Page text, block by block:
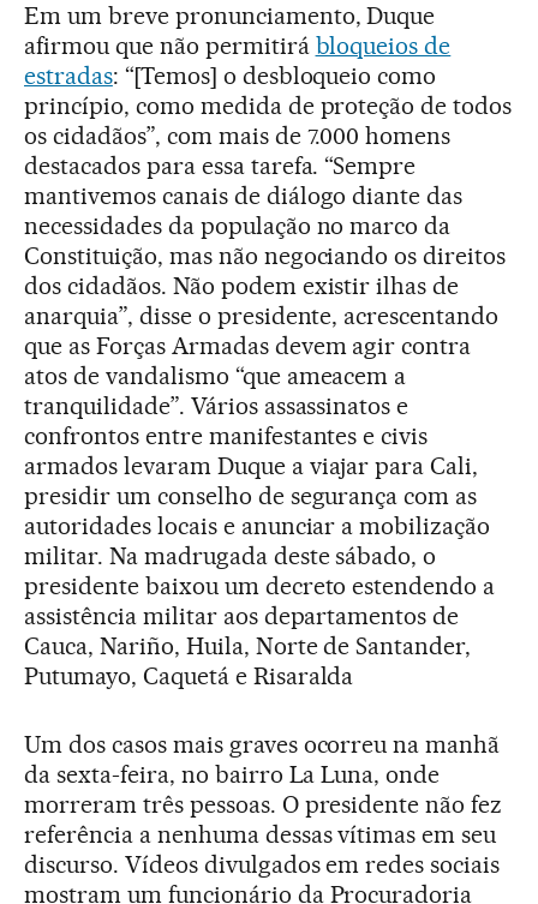
Em um breve pronunciamento, Duque
afirmou que não permitirá bloqueios de
estradas: “[Temos] o desbloqueio como
princípio, como medida de proteção de todos
os cidadãos”, com mais de 7.000 homens
destacados para essa tarefa. “Sempre
mantivemos canais de diálogo diante das
necessidades da população no marco da
Constituição, mas não negociando os direitos
dos cidadãos. Não podem existir ilhas de
anarquia”, disse o presidente, acrescentando
que as Forças Armadas devem agir contra
atos de vandalismo “que ameacem a
tranquilidade”. Vários assassinatos e
confrontos entre manifestantes e civis
armados levaram Duque a viajar para Cali,
presidir um conselho de segurança com as
autoridades locais e anunciar a mobilização
militar. Na madrugada deste sábado, o
presidente baixou um decreto estendendo a
assistência militar aos departamentos de
Cauca, Nariño, Huila, Norte de Santander,
Putumayo, Caquetá e Risaralda
Um dos casos mais graves ocorreu na manhã
da sexta-feira, no bairro La Luna, onde
morreram três pessoas. O presidente não fez
referência a nenhuma dessas vítimas em seu
discurso. Vídeos divulgados em redes sociais
mostram um funcionário da Procuradoria